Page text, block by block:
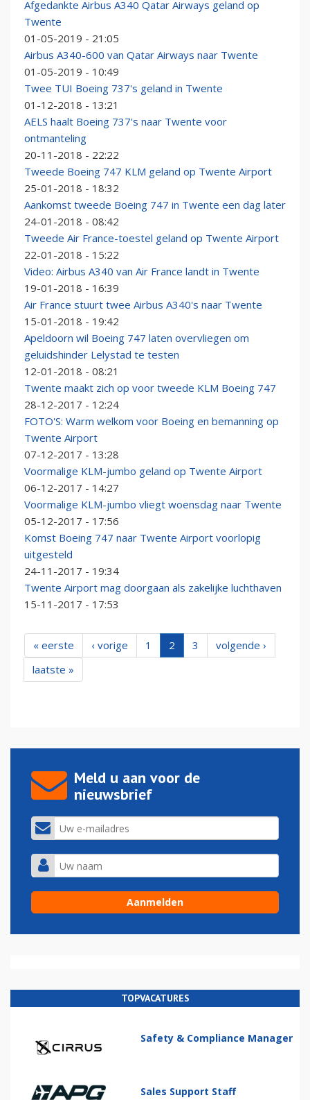
Afgedankte Airbus A340 Qatar Airways geland op
Twente
01-05-2019 - 21:05
Airbus A340-600 van Qatar Airways naar Twente
01-05-2019 - 10:49
Twee TUI Boeing 737's geland in Twente
01-12-2018 - 13:21
AELS haalt Boeing 737's naar Twente voor
ontmanteling
20-11-2018 - 22:22
Tweede Boeing 747 KLM geland op Twente Airport
25-01-2018 - 18:32
Aankomst tweede Boeing 747 in Twente een dag later
24-01-2018 - 08:42
Tweede Air France-toestel geland op Twente Airport
22-01-2018 - 15:22
Video: Airbus A340 van Air France landt in Twente
19-01-2018 - 16:39
Air France stuurt twee Airbus A340's naar Twente
15-01-2018 - 19:42
Apeldoorn wil Boeing 747 laten overvliegen om
geluidshinder Lelystad te testen
12-01-2018 - 08:21
Twente maakt zich op voor tweede KLM Boeing 747
28-12-2017 - 12:24
FOTO'S: Warm welkom voor Boeing en bemanning op
Twente Airport
07-12-2017 - 13:28
Voormalige KLM-jumbo geland op Twente Airport
06-12-2017 - 14:27
Voormalige KLM-jumbo vliegt woensdag naar Twente
05-12-2017 - 17:56
Komst Boeing 747 naar Twente Airport voorlopig
uitgesteld
24-11-2017 - 19:34
Twente Airport mag doorgaan als zakelijke luchthaven
15-11-2017 - 17:53
« eerste ‹ vorige 1 2 3
volgende ›
laatste »
Meld u aan voor de
nieuwsbrief
TOPVACATURES
Safety & Compliance Manager
Sales Support Staff